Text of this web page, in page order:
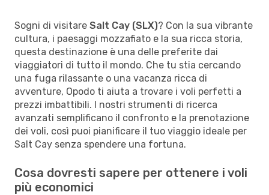
Sogni di visitare Salt Cay (SLX)? Con la sua vibrante
cultura, i paesaggi mozzafiato e la sua ricca storia,
questa destinazione è una delle preferite dai
viaggiatori di tutto il mondo. Che tu stia cercando
una fuga rilassante o una vacanza ricca di
avventure, Opodo ti aiuta a trovare i voli perfetti a
prezzi imbattibili. I nostri strumenti di ricerca
avanzati semplificano il confronto e la prenotazione
dei voli, così puoi pianificare il tuo viaggio ideale per
Salt Cay senza spendere una fortuna.
Cosa dovresti sapere per ottenere i voli
più economici